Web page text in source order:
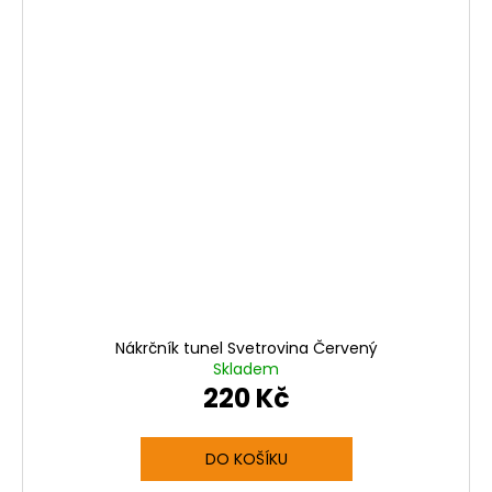
Nákrčník tunel Svetrovina Červený
Skladem
220 Kč
DO KOŠÍKU